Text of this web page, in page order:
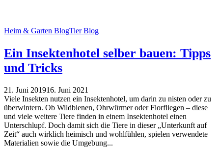
Heim & Garten BlogTier Blog
Ein Insektenhotel selber bauen: Tipps
und Tricks
21. Juni 201916. Juni 2021
Viele Insekten nutzen ein Insektenhotel, um darin zu nisten oder zu
überwintern. Ob Wildbienen, Ohrwürmer oder Florfliegen – diese
und viele weitere Tiere finden in einem Insektenhotel einen
Unterschlupf. Doch damit sich die Tiere in dieser „Unterkunft auf
Zeit“ auch wirklich heimisch und wohlfühlen, spielen verwendete
Materialien sowie die Umgebung...